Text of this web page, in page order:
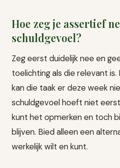
Hoe zeg je assertief
schuldgevoel?
Zeg eerst duidelijk nee en
toelichting als die relevant is.
kan die taak er deze week
schuldgevoel hoeft niet
kunt het opmerken en toch
blijven. Bied alleen een
werkelijk wilt en kunt.